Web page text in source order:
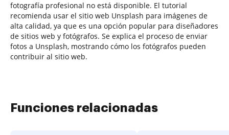
fotografía profesional no está disponible. El tutorial
recomienda usar el sitio web Unsplash para imágenes de
alta calidad, ya que es una opción popular para diseñadores
de sitios web y fotógrafos. Se explica el proceso de enviar
fotos a Unsplash, mostrando cómo los fotógrafos pueden
contribuir al sitio web.
Funciones relacionadas